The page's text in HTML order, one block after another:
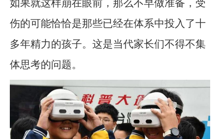
如果就这样崩在眼前，那么不早做准备，受
伤的可能恰恰是那些已经在体系中投入了十
多年精力的孩子。这是当代家长们不得不集
体思考的问题。